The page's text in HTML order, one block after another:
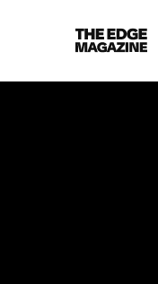
The
Edge
Magazine